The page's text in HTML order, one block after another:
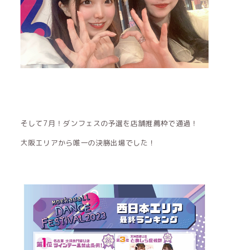
そして7月！ダンフェスの予選を店舗推薦枠で通過！
大阪エリアから唯一の決勝出場でした！